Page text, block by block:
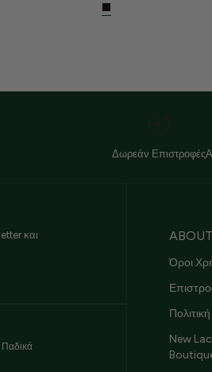
Δωρεάν Επιστροφές
και
Παδικά
Όροι
New